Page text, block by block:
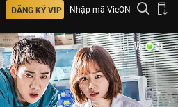
ĐĂNG KÝ VIP Nhập mã VieON